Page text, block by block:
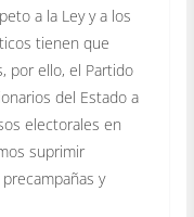
a la Ley y a los
tienen que
por ello, el Partido
del Estado a
electorales en
suprimir
y